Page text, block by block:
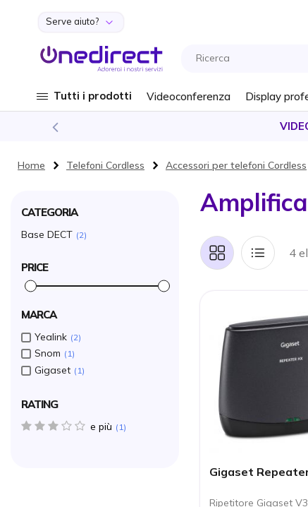
Salta al contenuto
Serve aiuto?
Tutti i prodotti Videoconferenza Display
Home Telefoni Cordless Accessori per telefoni Cordless
Griglia Lista 4
Gigaset
Ripetitore Gigaset
CATEGORIA
Base DECT 2
PRICE
MARCA
Yealink 2
Snom 1
Gigaset 1
RATING
e più 3 star(s)
1